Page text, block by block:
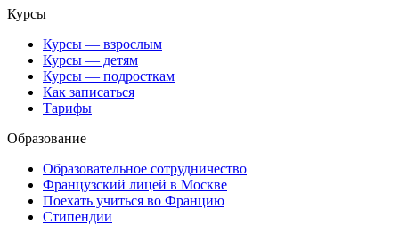
Курсы
Курсы — взрослым
Курсы — детям
Курсы — подросткам
Как записаться
Тарифы
Образование
Образовательное сотрудничество
Французский лицей в Москве
Поехать учиться во Францию
Стипендии